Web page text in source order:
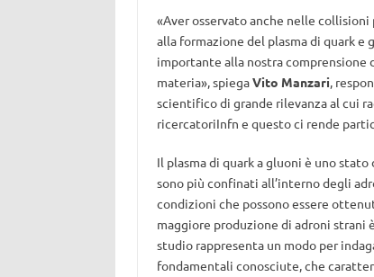
«Aver osservato anche nelle
alla formazione del plasma di quark
importante alla nostra
materia», spiegaVito Manzari,
scientifico di grande rilevanza al cui
ricercatoriInfn e questo ci rende
Il plasma di quark a gluoni è uno
sono più confinati all’interno degli
condizioni che possono essere
maggiore produzione di adroni strani
studio rappresenta un modo per
fondamentali conosciute, che